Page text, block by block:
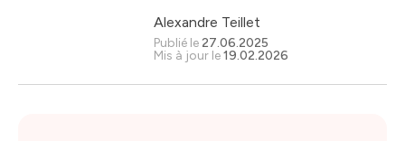
Alexandre Teillet
Publié le 27.06.2025
Mis à jour le19.02.2026